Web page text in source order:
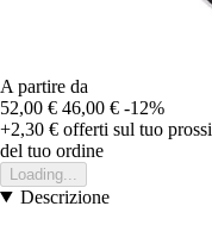
A partire da
52,00 € 46,00 € -12%
+2,30 € offerti sul tuo
del tuo ordine
Loading...
Descrizione